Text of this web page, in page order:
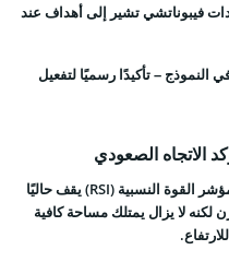
فيبوناتشي تشير إلى أهداف عند
– خط العنق في النموذج – تأكيدًا رسميًا لتفعيل
الاتجاه الصعودي
تُظهر مؤشرات الإطار الزمني الشهري أن مؤشر القوة النسبية (RSI) يقف حاليًا
متوازن لكنه لا يزال يمتلك مساحة كافية